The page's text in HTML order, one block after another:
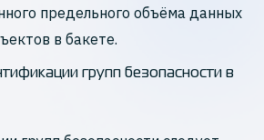
предельного объёма данных
в бакете.
групп безопасности в